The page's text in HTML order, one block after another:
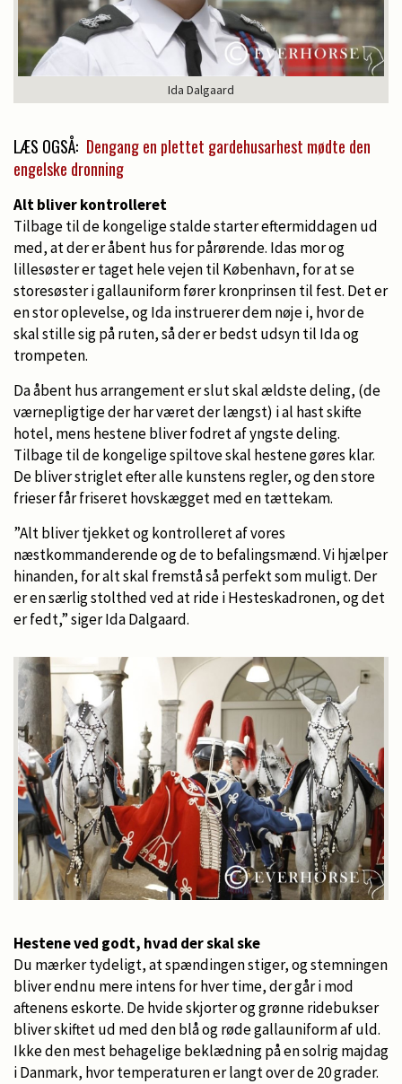
Ida Dalgaard
LÆS OGSÅ: Dengang en plettet gardehusarhest mødte den
engelske dronning
Alt bliver kontrolleret
Tilbage til de kongelige stalde starter eftermiddagen ud
med, at der er åbent hus for pårørende. Idas mor og
lillesøster er taget hele vejen til København, for at se
storesøster i gallauniform fører kronprinsen til fest. Det er
en stor oplevelse, og Ida instruerer dem nøje i, hvor de
skal stille sig på ruten, så der er bedst udsyn til Ida og
trompeten.
Da åbent hus arrangement er slut skal ældste deling, (de
værnepligtige der har været der længst) i al hast skifte
hotel, mens hestene bliver fodret af yngste deling.
Tilbage til de kongelige spiltove skal hestene gøres klar.
De bliver striglet efter alle kunstens regler, og den store
frieser får friseret hovskægget med en tættekam.
”Alt bliver tjekket og kontrolleret af vores
næstkommanderende og de to befalingsmænd. Vi hjælper
hinanden, for alt skal fremstå så perfekt som muligt. Der
er en særlig stolthed ved at ride i Hesteskadronen, og det
er fedt,” siger Ida Dalgaard.
Hestene ved godt, hvad der skal ske
Du mærker tydeligt, at spændingen stiger, og stemningen
bliver endnu mere intens for hver time, der går i mod
aftenens eskorte. De hvide skjorter og grønne ridebukser
bliver skiftet ud med den blå og røde gallauniform af uld.
Ikke den mest behagelige beklædning på en solrig majdag
i Danmark, hvor temperaturen er langt over de 20 grader.